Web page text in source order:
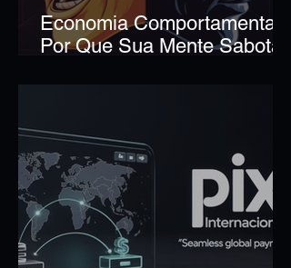
Economia Comportamental:
Por Que Sua Mente Sabota